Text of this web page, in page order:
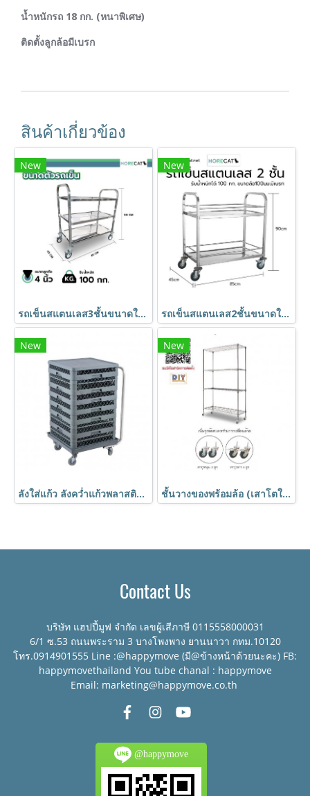
น้ำหนักรถ 18 กก. (หนาพิเศษ)
ติดตั้งลูกล้อมีเบรก
สินค้าเกี่ยวข้อง
New
รถเข็นสแตนเลส3ชั้นขนาดใหญ่ 850x450x900 มม. BX-M143M HORECAT
New
รถเข็นสแตนเลส2ชั้นขนาดใหญ่ 850x450x900 มม.มีที่กั้นกันของหล่น BX-M145M HORECAT
New
ลังใส่แก้ว ลังคว่ำแก้วพลาสติก 36 ช่อง พร้อมรถเข็นใส่ลังคว่ำแก้ว เข้าเครื่องล้างแก้วได้ HORECAT
New
ชั้นวางของพร้อมล้อ (เสาโตใหญ่1นิ้ว) ชั้นอเนกประสงค์ชุบโครเมี่ยม ชั้นวาง4ชั้น ถอดประกอบได้ Shelf ตรา Happy Move
Contact Us
บริษัท แฮปปี้มูฟ จำกัด เลขผู้เสีภาษี 0115558000031
6/1 ซ.53 ถนนพระราม 3 บางโพงพาง ยานนาวา กทม.10120
โทร.0914901555 Line :@happymove (มี@ข้างหน้าด้วยนะคะ) FB:
happymovethailand You tube chanal : happymove
Email: marketing@happymove.co.th
@happymove